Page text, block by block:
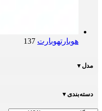
هوبارتهوبارت 137
مدل ▼
دسته‌بندی▼